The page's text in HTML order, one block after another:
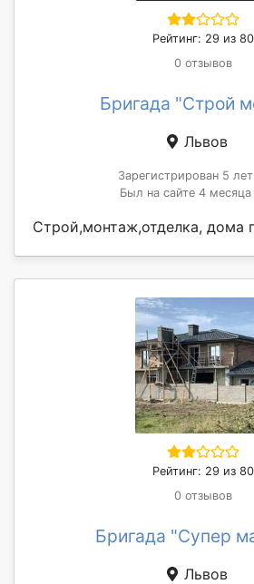
Рейтинг: 29 из 80
0 отзывов
Бригада "Строй
Львов
Зарегистрирован 5 лет
Был на сайте 4 месяца
Строй,монтаж,отделка, дома
Рейтинг: 29 из 80
0 отзывов
Бригада "Супер
Львов